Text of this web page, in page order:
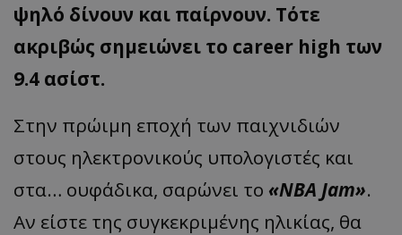
ψηλό δίνουν και παίρνουν. Τότε
ακριβώς σημειώνει το career high των
9.4 ασίστ.
Στην πρώιμη εποχή των παιχνιδιών
στους ηλεκτρονικούς υπολογιστές και
στα… ουφάδικα, σαρώνει το «NBA Jam».
Αν είστε της συγκεκριμένης ηλικίας, θα